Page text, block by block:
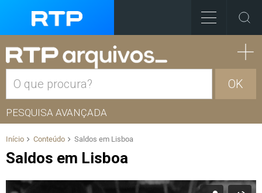
OK
PESQUISA AVANÇADA
Início Conteúdo Saldos em Lisboa
Saldos em Lisboa